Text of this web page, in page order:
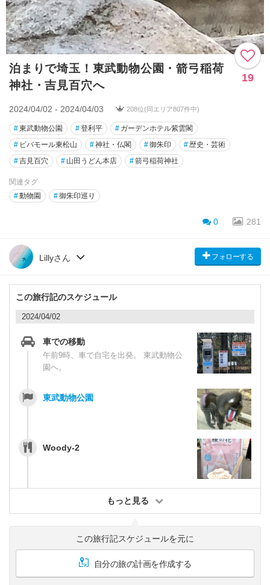
泊まりで埼玉！東武動物公園・箭弓稲荷
神社・吉見百穴へ
19
2024/04/02 - 2024/04/03 208位(同エリア807件中)
#東武動物公園 #登利平 # ガーデンホテル紫雲閣
# ビバモール東松山 #神社・仏閣 #御朱印 #歴史・芸術
#吉見百穴 # 山田うどん本店 #箭弓稲荷神社
関連タグ
#動物園 #御朱印巡り
0 281
Lillyさん フォローする
この旅行記のスケジュール
2024/04/02
車での移動
午前9時、車で自宅を出発。 東武動物公
園へ。
東武動物公園
Woody-2
もっと見る
この旅行記スケジュールを元に
自分の旅の計画を作成する